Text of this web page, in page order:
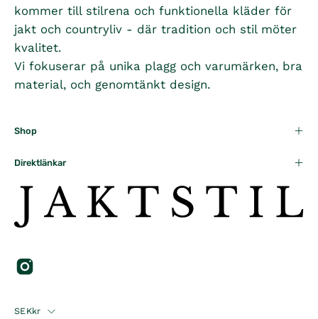
kommer till stilrena och funktionella kläder för
jakt och countryliv - där tradition och stil möter
kvalitet.
Vi fokuserar på unika plagg och varumärken, bra
material, och genomtänkt design.
Shop
Direktlänkar
Country
SEKkr